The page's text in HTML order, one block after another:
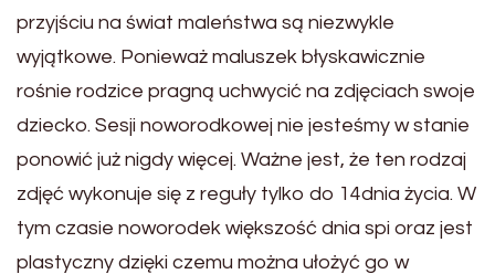
przyjściu na świat maleństwa są niezwykle
wyjątkowe. Ponieważ maluszek błyskawicznie
rośnie rodzice pragną uchwycić na zdjęciach swoje
dziecko. Sesji noworodkowej nie jesteśmy w stanie
ponowić już nigdy więcej. Ważne jest, że ten rodzaj
zdjęć wykonuje się z reguły tylko do 14dnia życia. W
tym czasie noworodek większość dnia spi oraz jest
plastyczny dzięki czemu można ułożyć go w